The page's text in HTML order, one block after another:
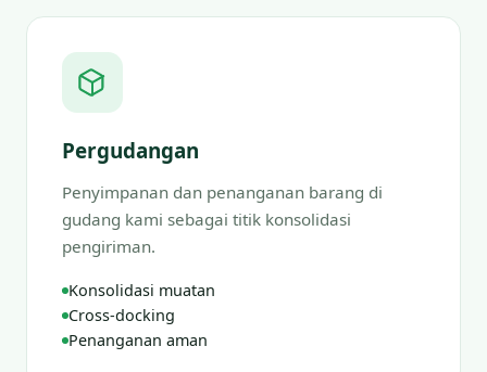
Pergudangan
Penyimpanan dan penanganan barang di
gudang kami sebagai titik konsolidasi
pengiriman.
Konsolidasi muatan
Cross-docking
Penanganan aman